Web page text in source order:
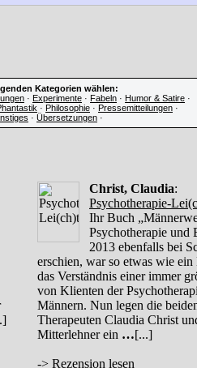
Kategorien wählen:
· Experimente · Fabeln · Humor & Satire ·
· Philosophie · Pressemitteilungen ·
· Übersetzungen ·
Christ, Claudia:
Psychotherapie-
Ihr Buch
Psychotherapie und
2013 ebenfalls bei
erschien, war so etwas wie
das Verständnis einer immer
von Klienten der
Männern. Nun legen die
Therapeuten Claudia Christ
Mitterlehner ein …[...]
-> Rezension lesen